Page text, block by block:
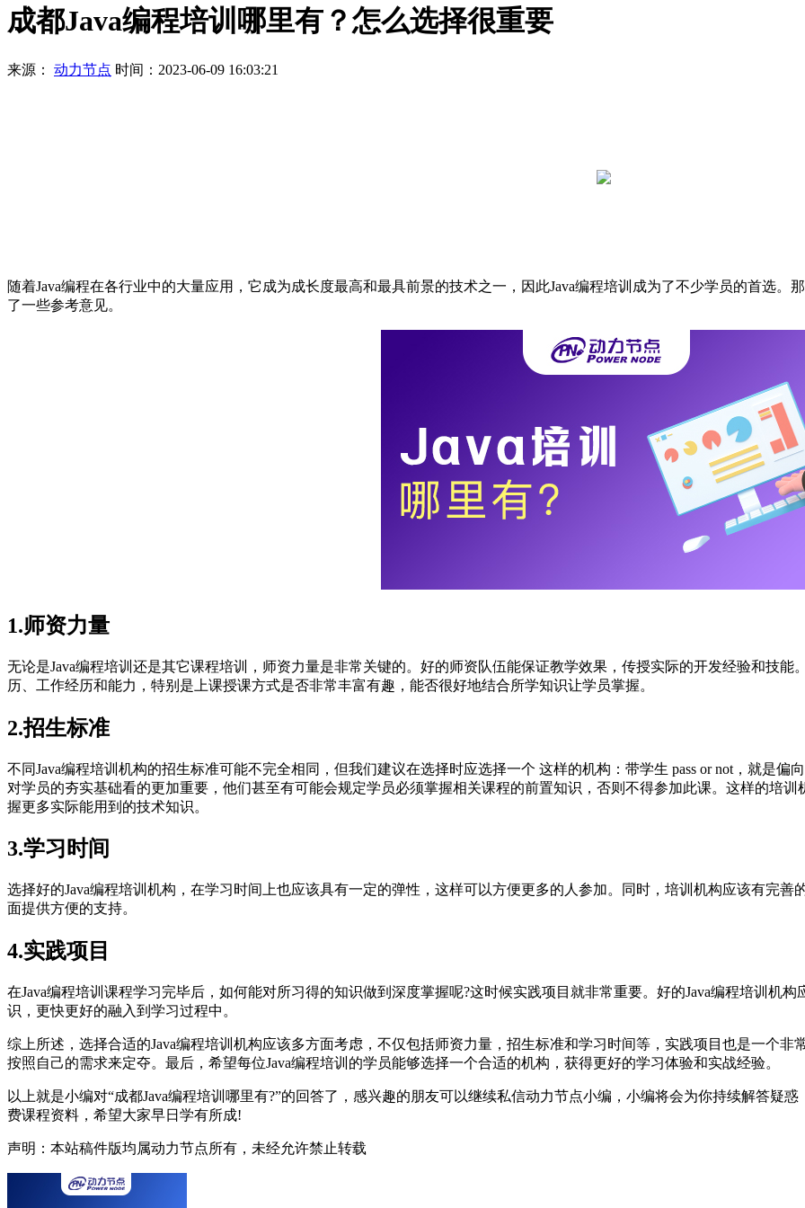
成都Java编程培训哪里有？怎么选择很重要
来源： 动力节点 时间：2023-06-09 16:03:21
随着Java编程在各行业中的大量应用，它成为成长度最高和最具前景的技术之一，因此Java编程培训成为了不少学员的首选。
了一些参考意见。
1.师资力量
无论是Java编程培训还是其它课程培训，师资力量是非常关键的。好的师资队伍能保证教学效果，传授实际的开发经验和技
历、工作经历和能力，特别是上课授课方式是否非常丰富有趣，能否很好地结合所学知识让学员掌握。
2.招生标准
不同Java编程培训机构的招生标准可能不完全相同，但我们建议在选择时应选择一个 这样的机构：带学生 pass or not，就是
对学员的夯实基础看的更加重要，他们甚至有可能会规定学员必须掌握相关课程的前置知识，否则不得参加此课。这样的培
握更多实际能用到的技术知识。
3.学习时间
选择好的Java编程培训机构，在学习时间上也应该具有一定的弹性，这样可以方便更多的人参加。同时，培训机构应该有完
面提供方便的支持。
4.实践项目
在Java编程培训课程学习完毕后，如何能对所习得的知识做到深度掌握呢?这时候实践项目就非常重要。好的Java编程培训机
识，更快更好的融入到学习过程中。
综上所述，选择合适的Java编程培训机构应该多方面考虑，不仅包括师资力量，招生标准和学习时间等，实践项目也是一个
按照自己的需求来定夺。最后，希望每位Java编程培训的学员能够选择一个合适的机构，获得更好的学习体验和实战经验。
以上就是小编对“成都Java编程培训哪里有?”的回答了，感兴趣的朋友可以继续私信动力节点小编，小编将会为你持续解答疑
费课程资料，希望大家早日学有所成!
声明：本站稿件版均属动力节点所有，未经允许禁止转载